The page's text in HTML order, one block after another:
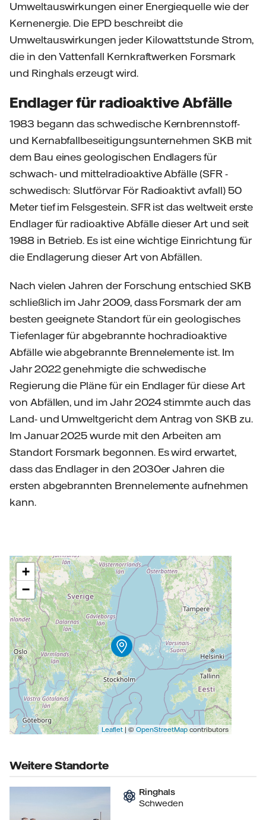
Umweltauswirkungen einer Energiequelle wie der
Kernenergie. Die EPD beschreibt die
Umweltauswirkungen jeder Kilowattstunde Strom,
die in den Vattenfall Kernkraftwerken Forsmark
und Ringhals erzeugt wird.
Endlager für radioaktive Abfälle
1983 begann das schwedische Kernbrennstoff-
und Kernabfallbeseitigungsunternehmen SKB mit
dem Bau eines geologischen Endlagers für
schwach- und mittelradioaktive Abfälle (SFR -
schwedisch: Slutförvar För Radioaktivt avfall) 50
Meter tief im Felsgestein. SFR ist das weltweit erste
Endlager für radioaktive Abfälle dieser Art und seit
1988 in Betrieb. Es ist eine wichtige Einrichtung für
die Endlagerung dieser Art von Abfällen.
Nach vielen Jahren der Forschung entschied SKB
schließlich im Jahr 2009, dass Forsmark der am
besten geeignete Standort für ein geologisches
Tiefenlager für abgebrannte hochradioaktive
Abfälle wie abgebrannte Brennelemente ist. Im
Jahr 2022 genehmigte die schwedische
Regierung die Pläne für ein Endlager für diese Art
von Abfällen, und im Jahr 2024 stimmte auch das
Land- und Umweltgericht dem Antrag von SKB zu.
Im Januar 2025 wurde mit den Arbeiten am
Standort Forsmark begonnen. Es wird erwartet,
dass das Endlager in den 2030er Jahren die
ersten abgebrannten Brennelemente aufnehmen
kann.
+
−
Leaflet | ©OpenStreetMap contributors
Weitere Standorte
Ringhals
Schweden